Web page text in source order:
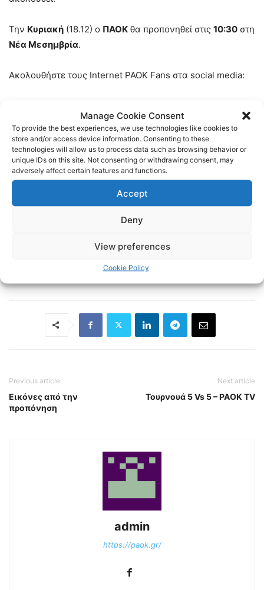
Manage Cookie Consent
To provide the best experiences, we use technologies like cookies to
store and/or access device information. Consenting to these
technologies will allow us to process data such as browsing behavior or
unique IDs on this site. Not consenting or withdrawing consent, may
adversely affect certain features and functions.
Accept
Deny
View preferences
Cookie Policy
Την Κυριακή (18.12) ο ΠΑΟΚ θα προπονηθεί στις 10:30 στη
Νέα Μεσημβρία.
Ακολουθήστε τους Internet PAOK Fans στα social media:
Twitter:https://twitter.com/www_paok_gr
Linkedin:https://www.linkedin.com/in/internet-paok-fans-
601b24248
#paok #paokfans #παοκ #thessaloniki
ΠΑΟΚ ΠΟΔΟΣΦΑΙΡΟ
Previous article
Εικόνες από την
προπόνηση
Next article
Τουρνουά 5 Vs 5 – PAOK TV
admin
https://paok.gr/